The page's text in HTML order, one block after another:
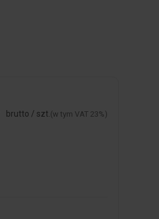
brutto / szt.(w tym VAT 23%)